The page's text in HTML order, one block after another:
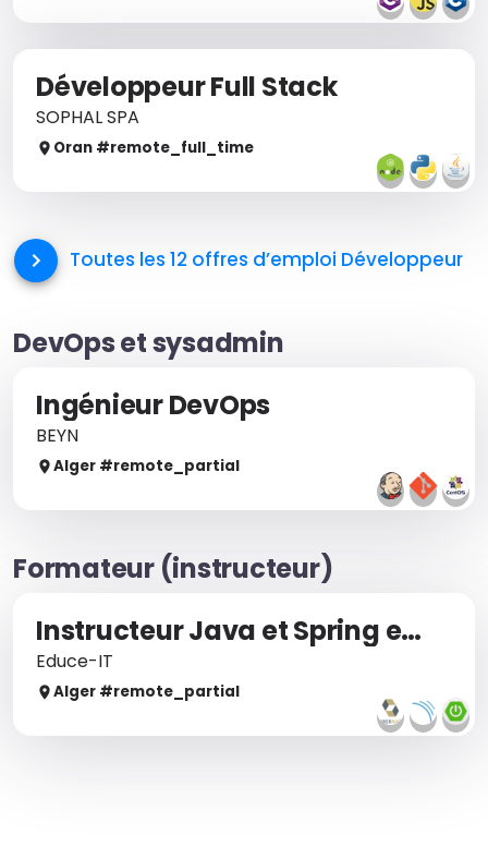
Développeur Full Stack
SOPHAL SPA
Oran #remote_ full_time
Toutes les 12 offres d’emploi Développeur
DevOps et sysadmin
Ingénieur DevOps
BEYN
Alger #remote_ partial
Formateur (instructeur)
Instructeur Java et Spring expérimenté
Educe-IT
Alger #remote_ partial